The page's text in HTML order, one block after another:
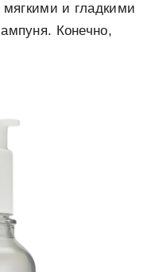
и гладкими
Конечно,